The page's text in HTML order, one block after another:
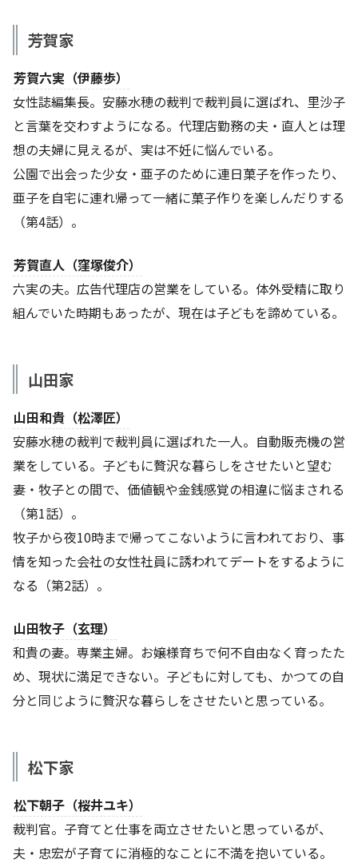
芳賀家
芳賀六実（伊藤歩）
女性誌編集長。安藤水穂の裁判で裁判員に選ばれ、里沙子
と言葉を交わすようになる。代理店勤務の夫・直人とは理
想の夫婦に見えるが、実は不妊に悩んでいる。
公園で出会った少女・亜子のために連日菓子を作ったり、
亜子を自宅に連れ帰って一緒に菓子作りを楽しんだりする
（第4話）。
芳賀直人（窪塚俊介）
六実の夫。広告代理店の営業をしている。体外受精に取り
組んでいた時期もあったが、現在は子どもを諦めている。
山田家
山田和貴（松澤匠）
安藤水穂の裁判で裁判員に選ばれた一人。自動販売機の営
業をしている。子どもに贅沢な暮らしをさせたいと望む
妻・牧子との間で、価値観や金銭感覚の相違に悩まされる
（第1話）。
牧子から夜10時まで帰ってこないように言われており、事
情を知った会社の女性社員に誘われてデートをするように
なる（第2話）。
山田牧子（玄理）
和貴の妻。専業主婦。お嬢様育ちで何不自由なく育ったた
め、現状に満足できない。子どもに対しても、かつての自
分と同じように贅沢な暮らしをさせたいと思っている。
松下家
松下朝子（桜井ユキ）
裁判官。子育てと仕事を両立させたいと思っているが、
夫・忠宏が子育てに消極的なことに不満を抱いている。